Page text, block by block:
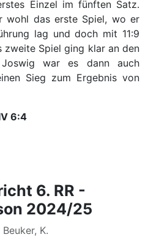
Einzel im fünften Satz.
wohl das erste Spiel, wo er
lag und doch mit 11:9
zweite Spiel ging klar an den
Joswig war es dann auch
Sieg zum Ergebnis von
6:4
6. RR -
2024/25
Beuker, K.